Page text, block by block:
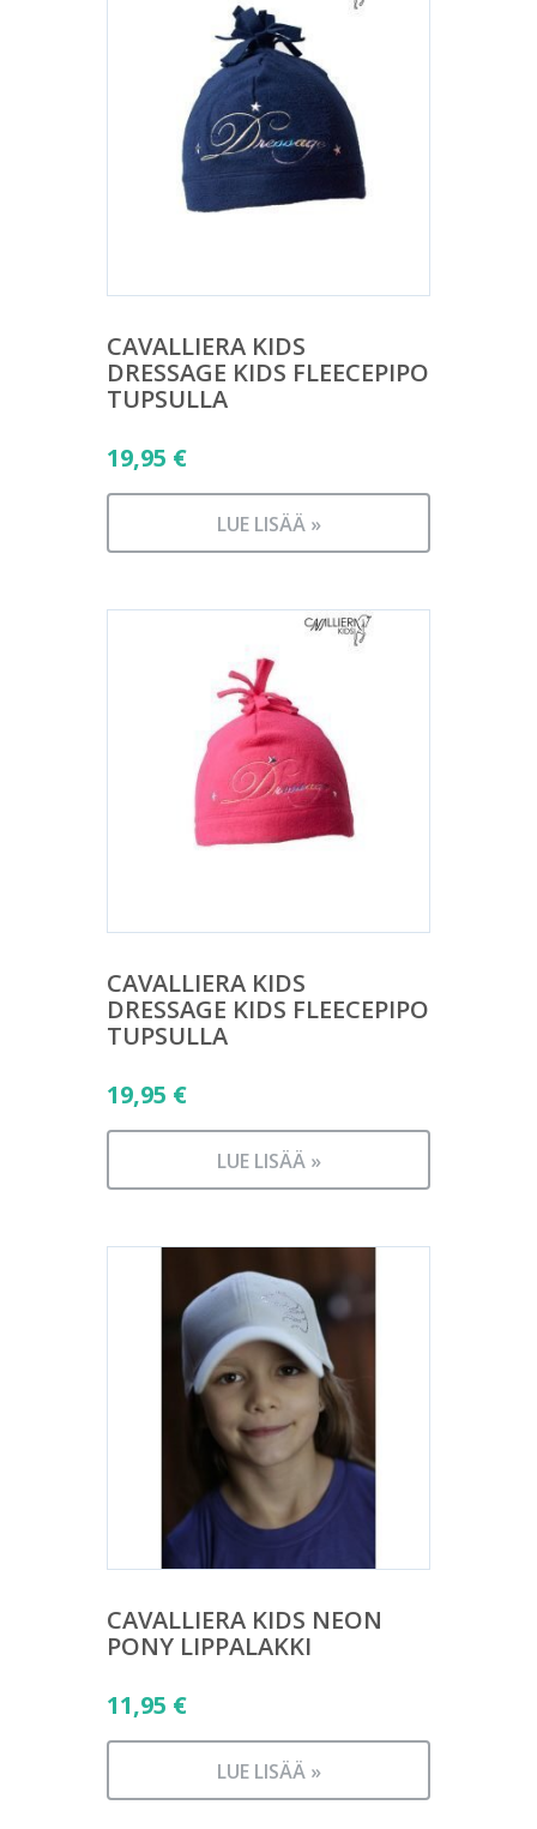
CAVALLIERA KIDS
DRESSAGE KIDS FLEECEPIPO
TUPSULLA
19,95 €
LUE LISÄÄ »
CAVALLIERA KIDS
DRESSAGE KIDS FLEECEPIPO
TUPSULLA
19,95 €
LUE LISÄÄ »
CAVALLIERA KIDS NEON
PONY LIPPALAKKI
11,95 €
LUE LISÄÄ »